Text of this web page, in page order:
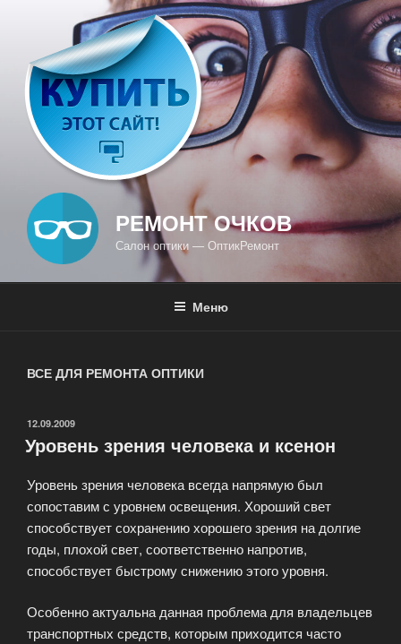
содержимому
РЕМОНТ ОЧКОВ
Салон оптики — ОптикРемонт
Меню
ВСЕ ДЛЯ РЕМОНТА ОПТИКИ
ОПУБЛИКОВАНО
12.09.2009
Уровень зрения человека и ксенон
Уровень зрения человека всегда напрямую был
сопоставим с уровнем освещения. Хороший свет
способствует сохранению хорошего зрения на долгие
годы, плохой свет, соответственно напротив,
способствует быстрому снижению этого уровня.
Особенно актуальна данная проблема для владельцев
транспортных средств, которым приходится часто